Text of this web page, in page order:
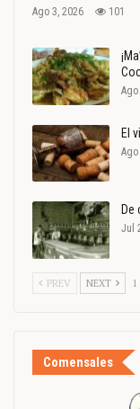
Ago 3, 2026 101
El
De
Jul
PREV NEXT
Comensales